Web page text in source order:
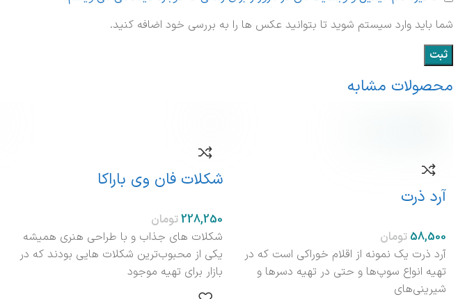
شما باید وارد سیستم شوید تا بتوانید عکس ها را به بررسی خود اضافه کنید.
محصولات مشابه
آرد ذرت
تومان
آرد ذرت یک نمونه از اقلام خوراکی است که در
تهیه انواع سوپ‌ها و حتی در تهیه دسرها و
شیرینی‌های
شکلات فان وی باراکا
تومان
شکلات های جذاب و با طراحی هنری همیشه
یکی از محبوب‌ترین شکلات هایی بودند که در
بازار برای تهیه موجود